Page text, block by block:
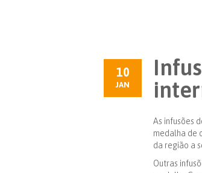
10
JAN
As infusões
medalha de
da região a
Outras